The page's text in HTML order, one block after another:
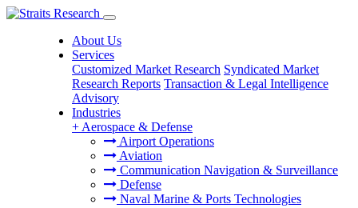
About Us
Services
Customized Market Research Syndicated Market
Research Reports Transaction & Legal Intelligence
Advisory
Industries
+ Aerospace & Defense
Airport Operations
Aviation
Communication Navigation & Surveillance
Defense
Naval Marine & Ports Technologies